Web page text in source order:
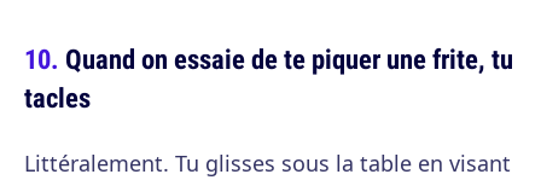
Quand on essaie de te piquer une frite, tu
tacles
Littéralement. Tu glisses sous la table en visant